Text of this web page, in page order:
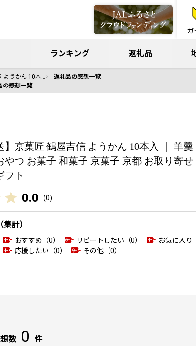
ガ
ランキング 返礼品
ようかん 10本…
返礼品の感想一覧
の感想一覧
】京菓匠 鶴屋吉信 ようかん 10本入 ｜ 羊
やつ お菓子 和菓子 京菓子 京都 お取り寄せ
フト
0.0 (0)
計）
おすすめ（0） リピートしたい（0） お気に入り
応援したい（0） その他（0）
数 0 件